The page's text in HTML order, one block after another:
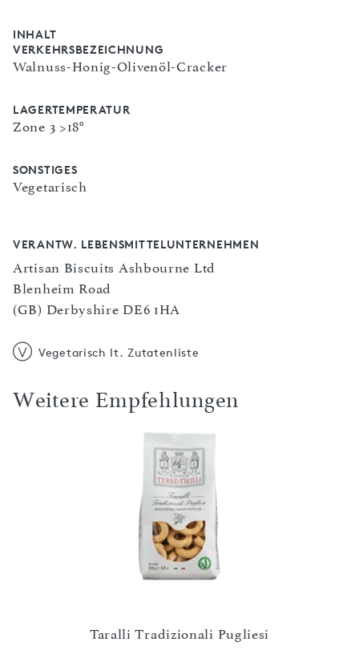
INHALT
VERKEHRSBEZEICHNUNG
Walnuss-Honig-Olivenöl-Cracker
LAGERTEMPERATUR
Zone 3 >18°
SONSTIGES
Vegetarisch
VERANTW. LEBENSMITTELUNTERNEHMEN
Artisan Biscuits Ashbourne Ltd
Blenheim Road
(GB) Derbyshire DE6 1HA
Vegetarisch lt. Zutatenliste
Weitere Empfehlungen
Taralli Tradizionali Pugliesi